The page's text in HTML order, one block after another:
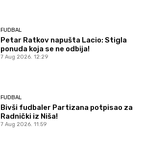
FUDBAL
Petar Ratkov napušta Lacio: Stigla
ponuda koja se ne odbija!
7 Aug 2026. 12:29
FUDBAL
Bivši fudbaler Partizana potpisao za
Radnički iz Niša!
7 Aug 2026. 11:59